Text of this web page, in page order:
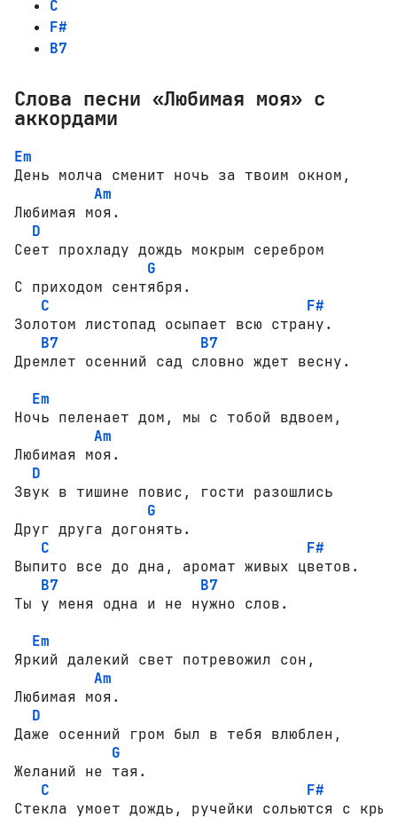
C
F#
B7
Слова песни «Любимая моя» с
аккордами
Em
День молча сменит ночь за твоим окном,
Am
Любимая моя.
D
Сеет прохладу дождь мокрым серебром
G
С приходом сентября.
C
F#
Золотом листопад осыпает всю страну.
B7
B7
Дремлет осенний сад словно ждет весну.
Em
Ночь пеленает дом, мы с тобой вдвоем,
Am
Любимая моя.
D
Звук в тишине повис, гости разошлись
G
Друг друга догонять.
C
F#
Выпито все до дна, аромат живых цветов.
B7
B7
Ты y меня одна и не нужно слов.
Em
Яркий далекий свет потревожил сон,
Am
Любимая моя.
D
Даже осенний гром был в тебя влюблен,
G
Желаний не тая.
C
F#
Стекла умоет дождь, ручейки сольются с